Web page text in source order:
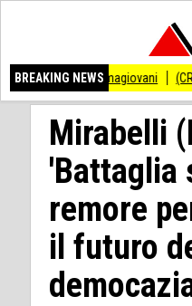
BREAKING NEWS(CR) L'evento 'Gli
Mirabelli
'Battaglia
remore
il futuro